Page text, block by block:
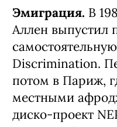
Эмиграция. В
Аллен выпустил
Discrimination.
потом в Париж,
местными
диско-проект